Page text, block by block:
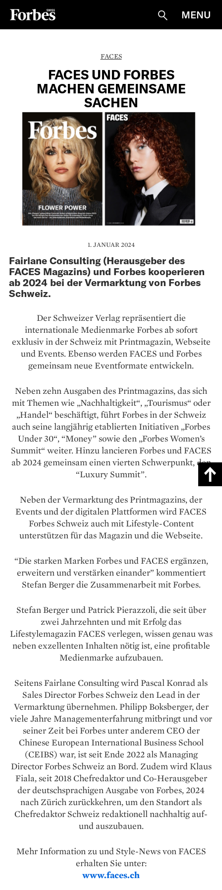
Suche
MENU
FACES
FACES UND FORBES
MACHEN GEMEINSAME
SACHEN
1. JANUAR 2024
Fairlane Consulting (Herausgeber des
FACES Magazins) und Forbes kooperieren
ab 2024 bei der Vermarktung von Forbes
Schweiz.
Der Schweizer Verlag repräsentiert die
internationale Medienmarke Forbes ab sofort
exklusiv in der Schweiz mit Printmagazin, Webseite
und Events. Ebenso werden FACES und Forbes
gemeinsam neue Eventformate entwickeln.
Neben zehn Ausgaben des Printmagazins, das sich
mit Themen wie „Nachhaltigkeit“, „Tourismus“ oder
„Handel“ beschäftigt, führt Forbes in der Schweiz
auch seine langjährig etablierten Initiativen „Forbes
Under 30“, “Money” sowie den „Forbes Women’s
Summit“ weiter. Hinzu lancieren Forbes und FACES
ab 2024 gemeinsam einen vierten Schwerpunkt, den
“Luxury Summit”.
Neben der Vermarktung des Printmagazins, der
Events und der digitalen Plattformen wird FACES
Forbes Schweiz auch mit Lifestyle-Content
unterstützen für das Magazin und die Webseite.
“Die starken Marken Forbes und FACES ergänzen,
erweitern und verstärken einander” kommentiert
Stefan Berger die Zusammenarbeit mit Forbes.
Stefan Berger und Patrick Pierazzoli, die seit über
zwei Jahrzehnten und mit Erfolg das
Lifestylemagazin FACES verlegen, wissen genau was
neben exzellenten Inhalten nötig ist, eine profitable
Medienmarke aufzubauen.
Seitens Fairlane Consulting wird Pascal Konrad als
Sales Director Forbes Schweiz den Lead in der
Vermarktung übernehmen. Philipp Boksberger, der
viele Jahre Managementerfahrung mitbringt und vor
seiner Zeit bei Forbes unter anderem CEO der
Chinese European International Business School
(CEIBS) war, ist seit Ende 2022 als Managing
Director Forbes Schweiz an Bord. Zudem wird Klaus
Fiala, seit 2018 Chefredaktor und Co-Herausgeber
der deutschsprachigen Ausgabe von Forbes, 2024
nach Zürich zurückkehren, um den Standort als
Chefredaktor Schweiz redaktionell nachhaltig auf-
und auszubauen.
Mehr Information zu und Style-News von FACES
erhalten Sie unter:
www.faces.ch